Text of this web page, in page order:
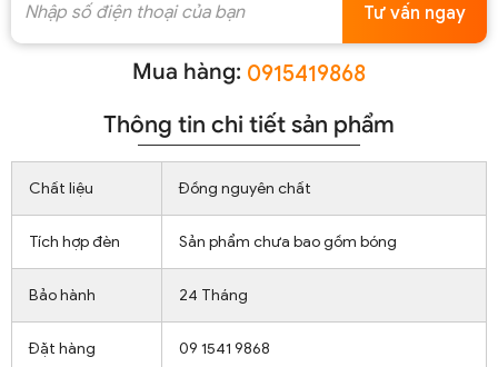
Tư vấn ngay
Mua hàng: 0915419868
Thông tin chi tiết sản phẩm
Chất liệu Đồng nguyên chất
Tích hợp đèn Sản phẩm chưa bao gồm bóng
Bảo hành 24 Tháng
Đặt hàng 09 1541 9868